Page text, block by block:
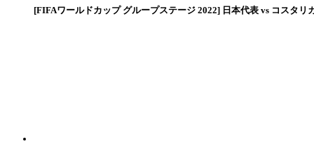
[FIFAワールドカップ グループステージ 2022] 日本代表 vs コスタリ